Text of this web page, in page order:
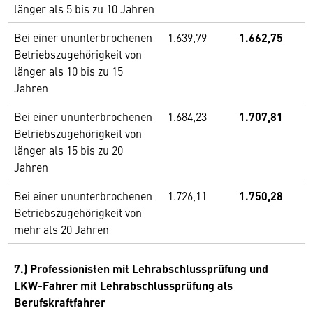
länger als 5 bis zu 10 Jahren
Bei einer ununterbrochenen
Betriebszugehörigkeit von
länger als 10 bis zu 15
Jahren
1.639,79 1.662,75
Bei einer ununterbrochenen
Betriebszugehörigkeit von
länger als 15 bis zu 20
Jahren
1.684,23 1.707,81
Bei einer ununterbrochenen
Betriebszugehörigkeit von
mehr als 20 Jahren
1.726,11 1.750,28
7.) Professionisten mit Lehrabschlussprüfung und
LKW-Fahrer mit Lehrabschlussprüfung als
Berufskraftfahrer